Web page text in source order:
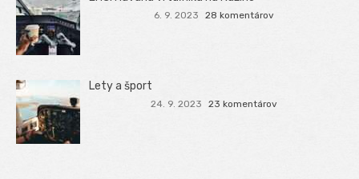
6. 9. 2023 28 komentárov
Lety a šport
24. 9. 2023 23 komentárov